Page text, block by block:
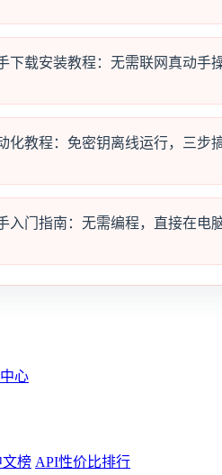
下载安装教程：无需联网真动手
化教程：免密钥离线运行，三步
入门指南：无需编程，直接在电
心
文榜 API性价比排行